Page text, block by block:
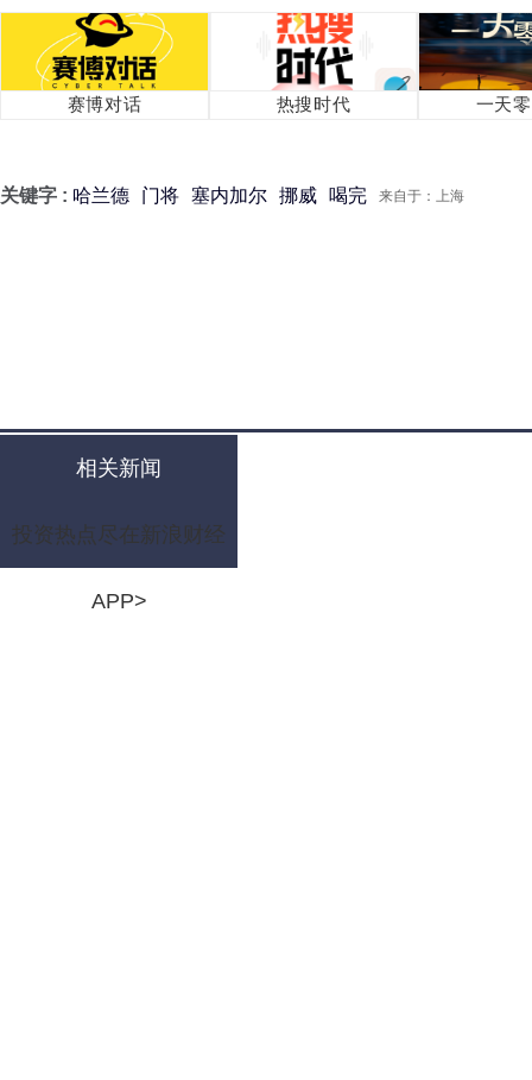
赛博对话 热搜时代 一天
关键字 : 哈兰德 门将 塞内加尔 挪威 喝完 来自于：上海
相关新闻
投资热点尽在新浪财经
APP>